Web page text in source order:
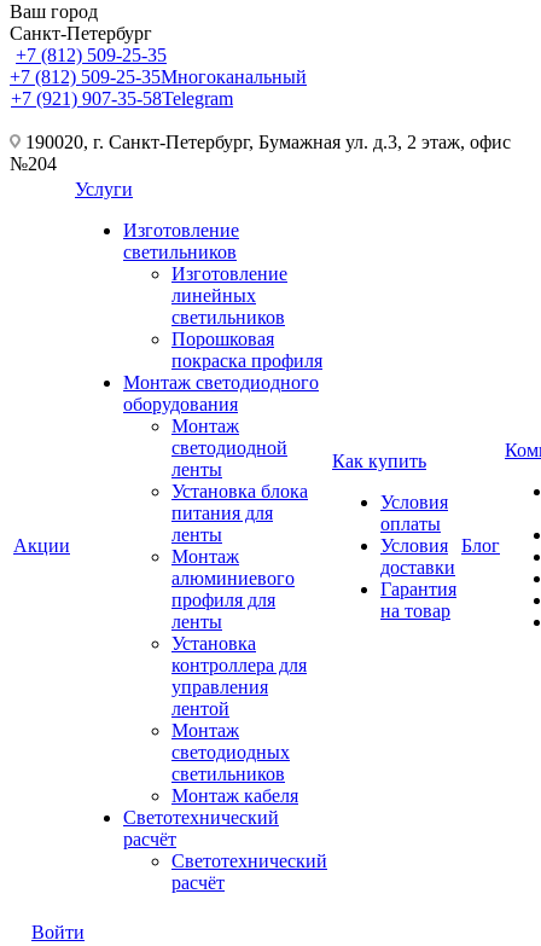
Ваш город
Санкт-Петербург
+7 (812) 509-25-35
+7 (812) 509-25-35Многоканальный
+7 (921) 907-35-58Telegram
190020, г. Санкт-Петербург, Бумажная ул. д.3, 2 этаж, офис
№204
Акции
Услуги
Изготовление
светильников
Изготовление
линейных
светильников
Порошковая
покраска профиля
Монтаж светодиодного
оборудования
Монтаж
светодиодной
ленты
Установка блока
питания для
ленты
Монтаж
алюминиевого
профиля для
ленты
Установка
контроллера для
управления
лентой
Монтаж
светодиодных
светильников
Монтаж кабеля
Светотехнический
расчёт
Светотехнический
расчёт
Как купить
Условия
оплаты
Условия
доставки
Гарантия
на товар
Блог
Войти